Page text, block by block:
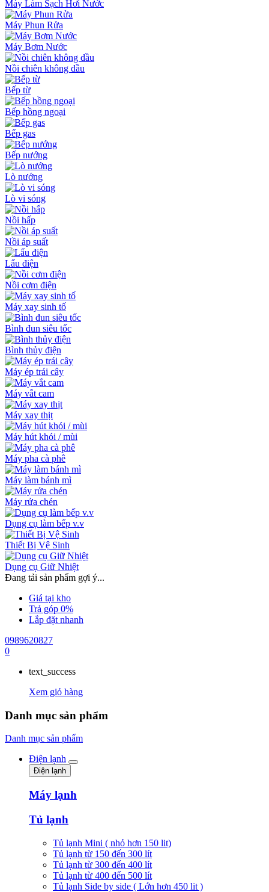
Máy Làm Sạch Hơi Nước
Máy Phun Rửa
Máy Bơm Nước
Nồi chiên không dầu
Bếp từ
Bếp hồng ngoại
Bếp gas
Bếp nướng
Lò nướng
Lò vi sóng
Nồi hấp
Nồi áp suất
Lẩu điện
Nồi cơm điện
Máy xay sinh tố
Bình đun siêu tốc
Bình thủy điện
Máy ép trái cây
Máy vắt cam
Máy xay thịt
Máy hút khói / mùi
Máy pha cà phê
Máy làm bánh mì
Máy rửa chén
Dụng cụ làm bếp v.v
Thiết Bị Vệ Sinh
Dụng cụ Giữ Nhiệt
Đang tải sản phẩm gợi ý...
Giá tại kho
Trả góp 0%
Lắp đặt nhanh
0989620827
0
text_success
Xem giỏ hàng
Danh mục sản phẩm
Danh mục sản phẩm
Điện lạnh
Điện lạnh
Máy lạnh
Tủ lạnh
Tủ lạnh Mini ( nhỏ hơn 150 lit)
Tủ lạnh từ 150 đến 300 lít
Tủ lạnh từ 300 đến 400 lít
Tủ lạnh từ 400 đến 500 lít
Tủ lạnh Side by side ( Lớn hơn 450 lit )